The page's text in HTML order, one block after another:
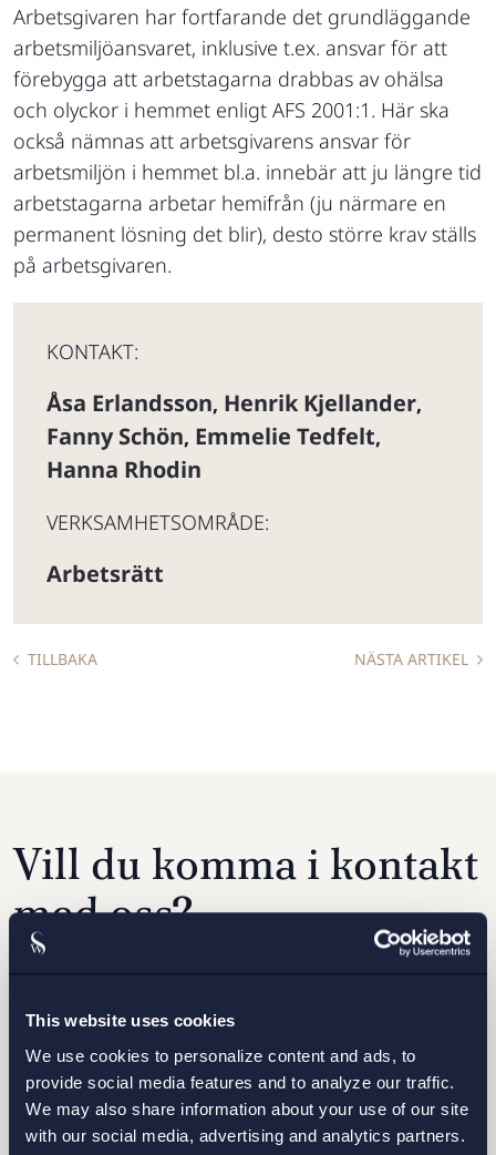
This website uses cookies
We use cookies to personalize content and ads, to
provide social media features and to analyze our traffic.
We may also share information about your use of our site
with our social media, advertising and analytics partners.
Arbetsgivaren har fortfarande det grundläggande
arbetsmiljöansvaret, inklusive t.ex. ansvar för att
förebygga att arbetstagarna drabbas av ohälsa
och olyckor i hemmet enligt AFS 2001:1. Här ska
också nämnas att arbetsgivarens ansvar för
arbetsmiljön i hemmet bl.a. innebär att ju längre tid
arbetstagarna arbetar hemifrån (ju närmare en
permanent lösning det blir), desto större krav ställs
på arbetsgivaren.
KONTAKT:
Åsa Erlandsson, Henrik Kjellander,
Fanny Schön, Emmelie Tedfelt,
Hanna Rhodin
VERKSAMHETSOMRÅDE:
Arbetsrätt
TILLBAKA NÄSTA ARTIKEL
Vill du komma i kontakt
med oss?
kontaktad av, så hör vi av oss inom kort.